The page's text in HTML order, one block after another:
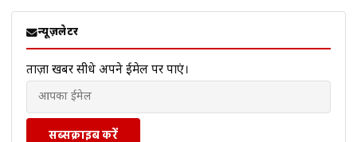
न्यूज़लेटर
ताज़ा खबरें सीधे अपने ईमेल पर पाएं।
सब्सक्राइब करें